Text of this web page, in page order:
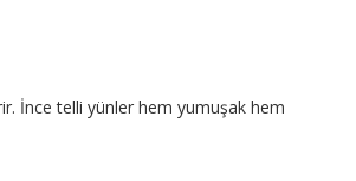
İnce telli yünler hem yumuşak hem